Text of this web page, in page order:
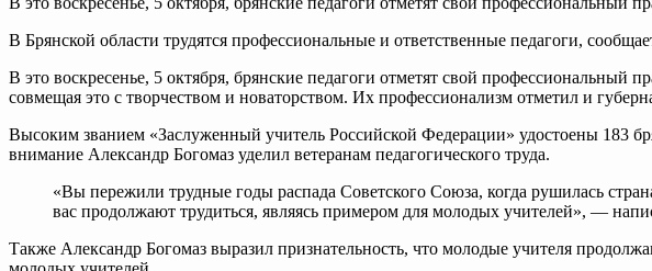
В Брянской области трудятся профессиональные и ответственные педагоги,
В это воскресенье, 5 октября, брянские педагоги отметят свой
совмещая это с творчеством и новаторством. Их профессионализм отметил и
Высоким званием «Заслуженный учитель Российской Федерации» удостоены 183
внимание Александр Богомаз уделил ветеранам педагогического труда.
«Вы пережили трудные годы распада Советского Союза, когда рушилась
вас продолжают трудиться, являясь примером для молодых учителей», —
Также Александр Богомаз выразил признательность, что молодые учителя